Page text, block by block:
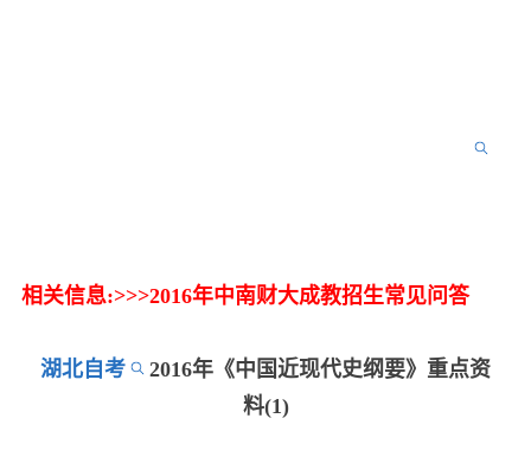
相关信息:>>>2016年中南财大成教招生常见问答
湖北自考
2016年《中国近现代史纲要》重点资
料(1)